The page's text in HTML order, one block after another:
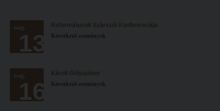
Tanulva tanítani
Innováció a pedagógushivatásban
Művészet határok nélkül
PedKaszt – Bethlen-pályázat
ESEMÉNYEK
Kárpátok alatt
Simonyi-verseny
Psallite énekverseny
aug.
13
Reformátusok Szárszói Konferenciája
Következő események
aug.
16
Károli Gólyatábor
Következő események